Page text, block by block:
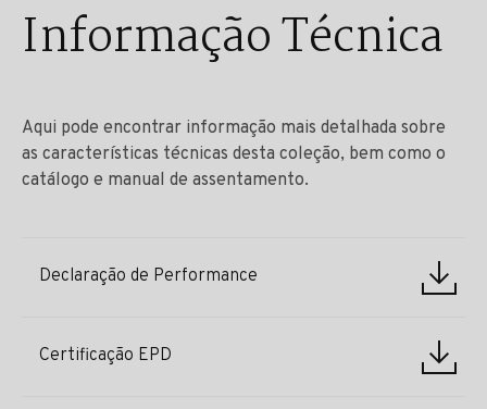
Informação Técnica
Aqui pode encontrar informação mais detalhada sobre
as características técnicas desta coleção, bem como o
catálogo e manual de assentamento.
Declaração de Performance
Certificação EPD